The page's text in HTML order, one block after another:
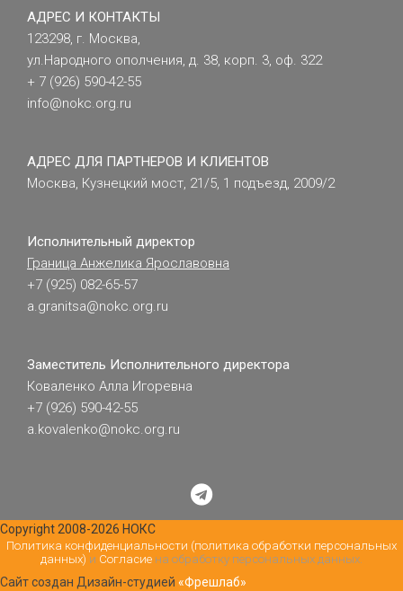
АДРЕС И КОНТАКТЫ
123298, г. Москва,
ул.Народного ополчения, д. 38, корп. 3, оф. 322
+ 7 (926) 590-42-55
info@nokc.org.ru
АДРЕС ДЛЯ ПАРТНЕРОВ И КЛИЕНТОВ
Москва, Кузнецкий мост, 21/5, 1 подъезд, 2009/2
Исполнительный директор
Граница Анжелика Ярославовна
+7 (925) 082-65-57
a.granitsa@nokc.org.ru
Заместитель Исполнительного директора
Коваленко Алла Игоревна
+7 (926) 590-42-55
a.kovalenko@nokc.org.ru
Copyright 2008-2026 НОКС
Политика конфиденциальности (политика обработки персональных
данных) и Согласие на обработку персональных данных.
Сайт создан Дизайн-студией «Фрешлаб»